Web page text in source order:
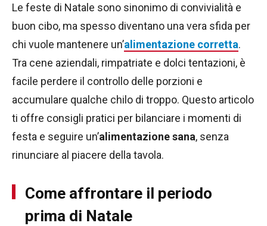
Le feste di Natale sono sinonimo di convivialità e
buon cibo, ma spesso diventano una vera sfida per
chi vuole mantenere un’alimentazione corretta.
Tra cene aziendali, rimpatriate e dolci tentazioni, è
facile perdere il controllo delle porzioni e
accumulare qualche chilo di troppo. Questo articolo
ti offre consigli pratici per bilanciare i momenti di
festa e seguire un’alimentazione sana, senza
rinunciare al piacere della tavola.
Come affrontare il periodo
prima di Natale